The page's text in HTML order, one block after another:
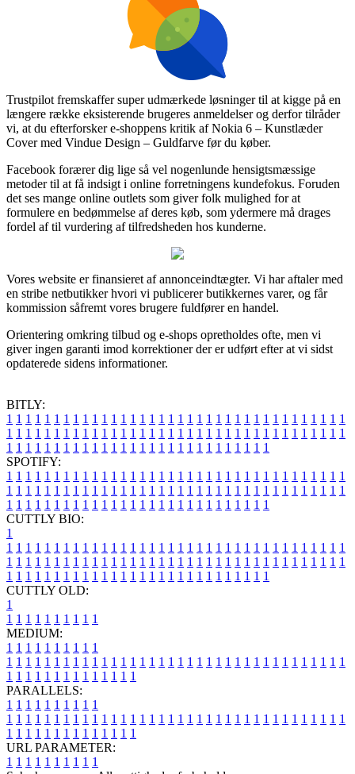
Trustpilot fremskaffer super udmærkede løsninger til at kigge på en
længere række eksisterende brugeres anmeldelser og derfor tilråder
vi, at du efterforsker e-shoppens kritik af Nokia 6 – Kunstlæder
Cover med Vindue Design – Guldfarve før du køber.
Facebook forærer dig lige så vel nogenlunde hensigtsmæssige
metoder til at få indsigt i online forretningens kundefokus. Foruden
det ses mange online outlets som giver folk mulighed for at
formulere en bedømmelse af deres køb, som ydermere må drages
fordel af til vurdering af tilfredsheden hos kunderne.
Vores website er finansieret af annonceindtægter. Vi har aftaler med
en stribe netbutikker hvori vi publicerer butikkernes varer, og får
kommission såfremt vores brugere fuldfører en handel.
Orientering omkring tilbud og e-shops opretholdes ofte, men vi
giver ingen garanti imod korrektioner der er udført efter at vi sidst
opdaterede sidens informationer.
BITLY:
1 1 1 1 1 1 1 1 1 1 1 1 1 1 1 1 1 1 1 1 1 1 1 1 1 1 1 1 1 1 1 1 1 1 1 1
1 1 1 1 1 1 1 1 1 1 1 1 1 1 1 1 1 1 1 1 1 1 1 1 1 1 1 1 1 1 1 1 1 1 1 1
1 1 1 1 1 1 1 1 1 1 1 1 1 1 1 1 1 1 1 1 1 1 1 1 1 1 1 1
SPOTIFY:
1 1 1 1 1 1 1 1 1 1 1 1 1 1 1 1 1 1 1 1 1 1 1 1 1 1 1 1 1 1 1 1 1 1 1 1
1 1 1 1 1 1 1 1 1 1 1 1 1 1 1 1 1 1 1 1 1 1 1 1 1 1 1 1 1 1 1 1 1 1 1 1
1 1 1 1 1 1 1 1 1 1 1 1 1 1 1 1 1 1 1 1 1 1 1 1 1 1 1 1
CUTTLY BIO:
1
1 1 1 1 1 1 1 1 1 1 1 1 1 1 1 1 1 1 1 1 1 1 1 1 1 1 1 1 1 1 1 1 1 1 1 1
1 1 1 1 1 1 1 1 1 1 1 1 1 1 1 1 1 1 1 1 1 1 1 1 1 1 1 1 1 1 1 1 1 1 1 1
1 1 1 1 1 1 1 1 1 1 1 1 1 1 1 1 1 1 1 1 1 1 1 1 1 1 1 1
CUTTLY OLD:
1
1 1 1 1 1 1 1 1 1 1
MEDIUM:
1 1 1 1 1 1 1 1 1 1
1 1 1 1 1 1 1 1 1 1 1 1 1 1 1 1 1 1 1 1 1 1 1 1 1 1 1 1 1 1 1 1 1 1 1 1
1 1 1 1 1 1 1 1 1 1 1 1 1 1
PARALLELS:
1 1 1 1 1 1 1 1 1 1
1 1 1 1 1 1 1 1 1 1 1 1 1 1 1 1 1 1 1 1 1 1 1 1 1 1 1 1 1 1 1 1 1 1 1 1
1 1 1 1 1 1 1 1 1 1 1 1 1 1
URL PARAMETER:
1 1 1 1 1 1 1 1 1 1